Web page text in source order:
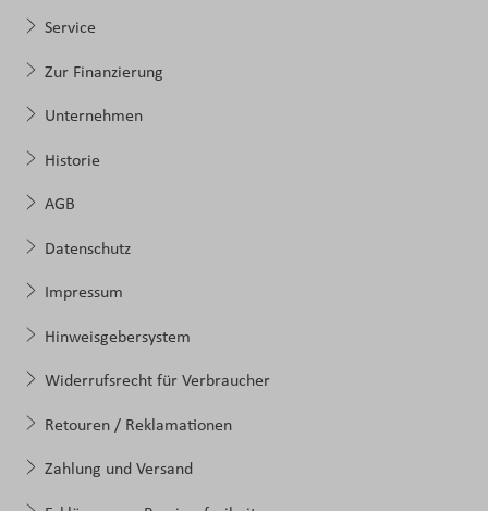
Service
Zur Finanzierung
Unternehmen
Historie
AGB
Datenschutz
Impressum
Hinweisgebersystem
Widerrufsrecht für Verbraucher
Retouren / Reklamationen
Zahlung und Versand